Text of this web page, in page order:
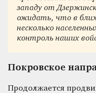
западу от
ожидать, что в
несколько
контроль наших
Покровское
Продолжается